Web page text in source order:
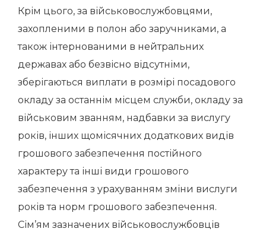
Крім цього, за військовослужбовцями,
захопленими в полон або заручниками, а
також інтернованими в нейтральних
державах або безвісно відсутніми,
зберігаються виплати в розмірі посадового
окладу за останнім місцем служби, окладу за
військовим званням, надбавки за вислугу
років, інших щомісячних додаткових видів
грошового забезпечення постійного
характеру та інші види грошового
забезпечення з урахуванням зміни вислуги
років та норм грошового забезпечення.
Сім’ям зазначених військовослужбовців